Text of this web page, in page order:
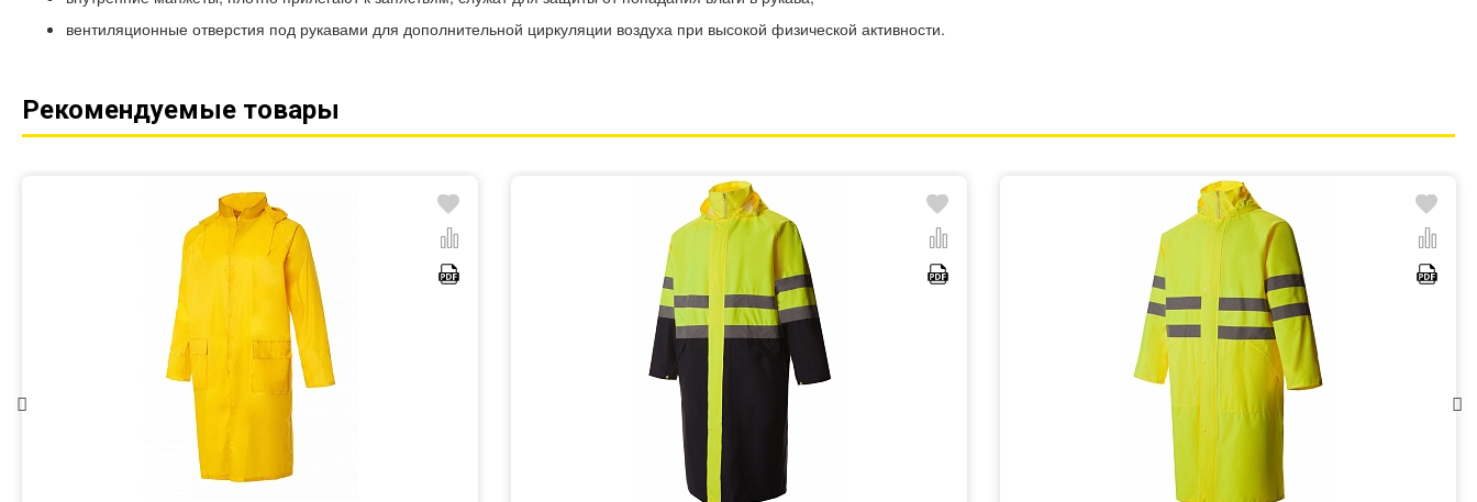
вентиляционные отверстия под рукавами для дополнительной циркуляции воздуха при высокой физической активности.
Рекомендуемые товары